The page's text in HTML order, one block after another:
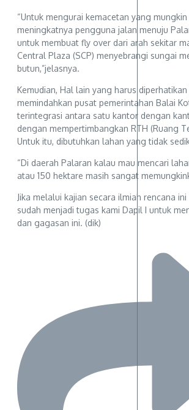
“Untuk mengurai kemacetan yang
meningkatnya pengguna jalan menuju
untuk membuat fly over dari arah sekitar
Central Plaza (SCP) menyebrangi sungai
butun,”jelasnya.
Kemudian, Hal lain yang harus
memindahkan pusat pemerintahan Balai
terintegrasi antara satu kantor dengan
dengan mempertimbangkan RTH (Ruang
Untuk itu, dibutuhkan lahan yang tidak
“Di daerah Palaran kalau mau mencari
atau 150 hektare masih sangat
Jika melalui kajian secara ilmiah rencana
sudah menjadi tugas kami Dapil I untuk
dan gagasan ini. (dik)